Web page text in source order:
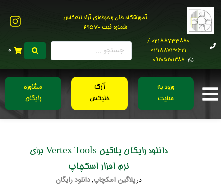
آموزشگاه فنی و حرفه‌ای آزاد انعکاس
شماره ثبت 29570
02188733880 /
02188730621
0۹۲۰۵۲۰۱۳۸۸
0
ورود به
سایت
آرک
فلیکس
مشاوره
رایگان
دانلود رایگان پلاگین Vertex Tools برای
نرم افزار اسکچاپ
درپلاگین اسکچاپ,دانلود رایگان